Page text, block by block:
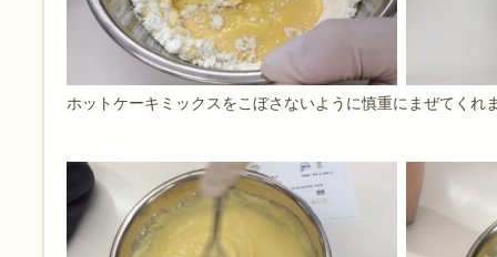
ホットケーキミックスをこぼさないように慎重にまぜてくれ